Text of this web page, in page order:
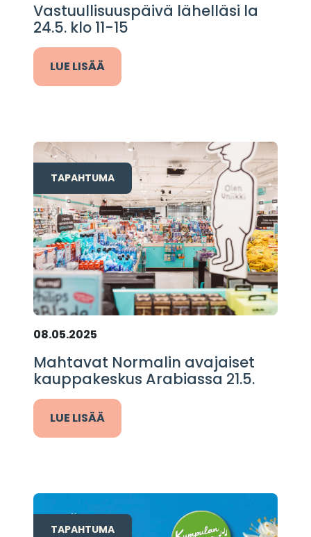
Vastuullisuuspäivä lähelläsi la
24.5. klo 11-15
LUE LISÄÄ
TAPAHTUMA
08.05.2025
Mahtavat Normalin avajaiset
kauppakeskus Arabiassa 21.5.
LUE LISÄÄ
TAPAHTUMA